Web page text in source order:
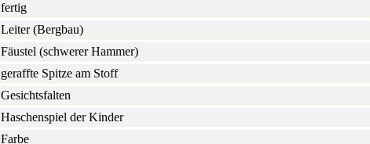
fertig
Leiter (Bergbau)
Fäustel (schwerer Hammer)
geraffte Spitze am Stoff
Gesichtsfalten
Haschenspiel der Kinder
Farbe